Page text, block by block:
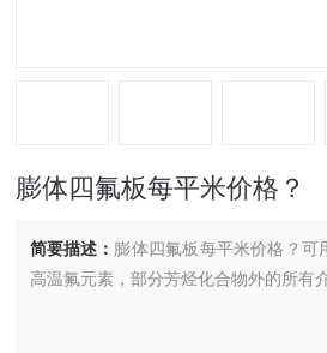
膨体四氟板每平米价格？
简要描述： 膨体四氟板每平米价格？可
高温氟元素，部分芳烃化合物外的所有